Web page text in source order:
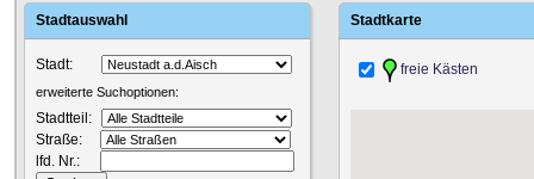
Stadtauswahl
Stadt:
erweiterte Suchoptionen:
Stadtteil:
Straße:
lfd. Nr.:
Stadtkarte
freie Kästen